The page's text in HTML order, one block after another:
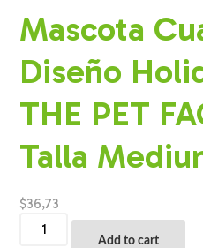
Mascota
Diseño
THE PET
Talla
$36,73
Salvavidas
Para
Add to cart